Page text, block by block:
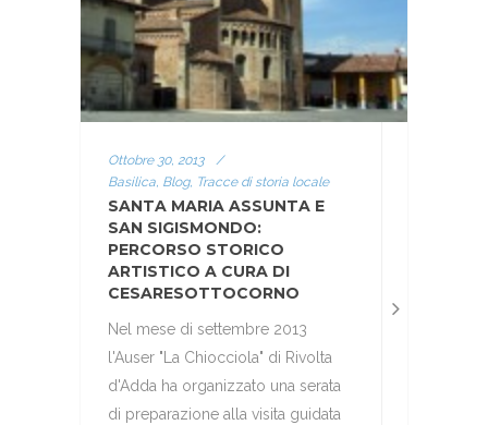
Ottobre 30, 2013
/
Basilica, Blog, Tracce di storia locale
SANTA MARIA ASSUNTA E
SAN SIGISMONDO:
PERCORSO STORICO
ARTISTICO A CURA DI
CESARESOTTOCORNO
Nel mese di settembre 2013
l'Auser "La Chiocciola" di Rivolta
d'Adda ha organizzato una serata
di preparazione alla visita guidata